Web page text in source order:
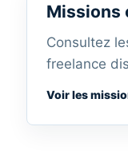
Missions
Consultez
freelance
Voir les